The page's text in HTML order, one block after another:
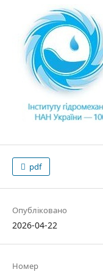
pdf
Опубліковано
2026-04-22
Номер